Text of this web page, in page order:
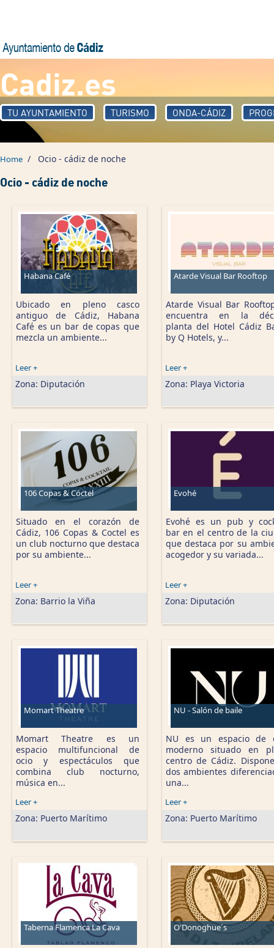
Cadiz.es
TU AYUNTAMIENTO TURISMO ONDA-CÁDIZ
Home / Ocio - cádiz de noche
Ocio - cádiz de noche
Habana Café
Ubicado en pleno casco
antiguo de Cádiz, Habana
Café es un bar de copas que
mezcla un ambiente...
Leer +
Zona: Diputación
Atarde Visual Bar Rooftop
Atarde Visual Bar
encuentra en la
planta del Hotel Cádiz
by Q Hotels, y...
Leer +
Zona: Playa Victoria
106 Copas & Cóctel
Situado en el corazón de
Cádiz, 106 Copas & Coctel es
un club nocturno que destaca
por su ambiente...
Leer +
Zona: Barrio la Viña
Evohé
Evohé es un pub y
bar en el centro de la
que destaca por su
acogedor y su variada...
Leer +
Zona: Diputación
Momart Theatre
Momart Theatre es un
espacio multifuncional de
ocio y espectáculos que
combina club nocturno,
música en...
Leer +
Zona: Puerto Marítimo
NU - Salón de baile
NU es un espacio de
moderno situado en
centro de Cádiz.
dos ambientes
una...
Leer +
Zona: Puerto Marítimo
Taberna Flamenca La Cava O'Donoghue´s
Pages